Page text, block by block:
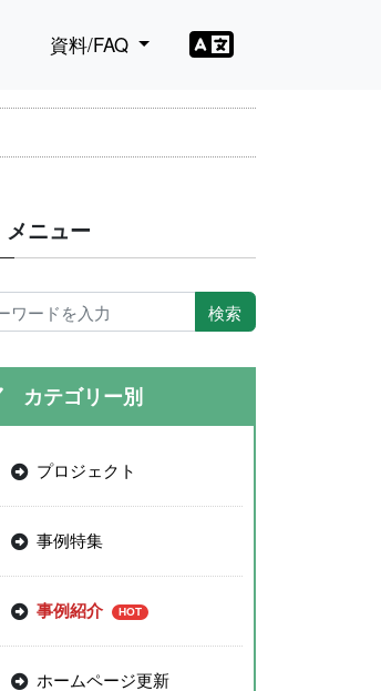
資料/FAQ
メニュー
カテゴリー別
プロジェクト
事例特集
事例紹介
ホームページ更新